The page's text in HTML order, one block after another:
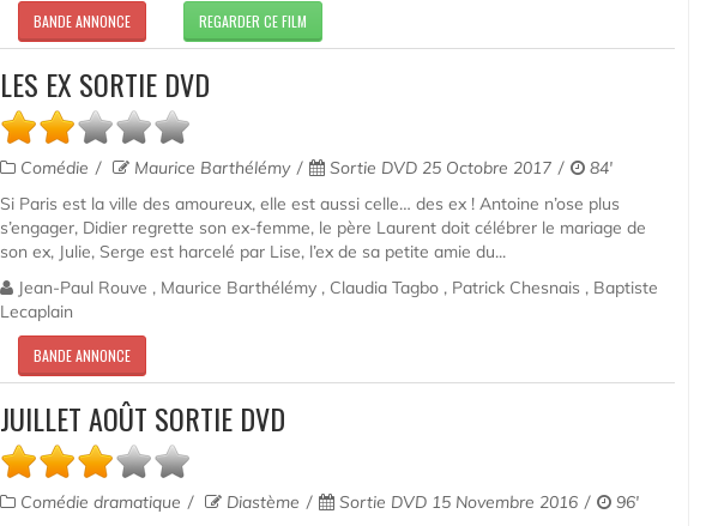
BANDE ANNONCE REGARDER CE FILM
LES EX SORTIE DVD
Comédie Maurice Barthélémy Sortie DVD 25 Octobre 2017
84'
Si Paris est la ville des amoureux, elle est aussi celle… des ex ! Antoine n’ose plus
s’engager, Didier regrette son ex-femme, le père Laurent doit célébrer le mariage de
son ex, Julie, Serge est harcelé par Lise, l’ex de sa petite amie du...
Jean-Paul Rouve , Maurice Barthélémy , Claudia Tagbo , Patrick Chesnais , Baptiste
Lecaplain
BANDE ANNONCE
JUILLET AOÛT SORTIE DVD
Comédie dramatique Diastème Sortie DVD 15 Novembre 2016
96'